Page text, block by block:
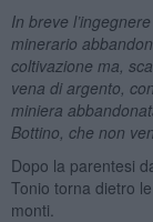
In breve
minerario
coltivazione ma,
vena di argento,
miniera
Bottino, che non
Dopo la parentesi
Tonio torna dietro
monti.